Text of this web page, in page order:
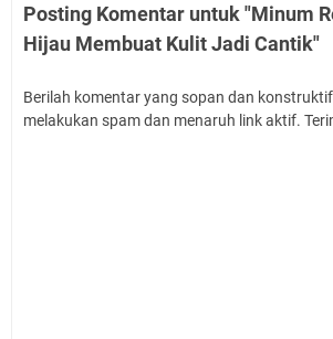
Posting Komentar untuk "Minum
Hijau Membuat Kulit Jadi Cantik"
Berilah komentar yang sopan dan
melakukan spam dan menaruh link aktif.